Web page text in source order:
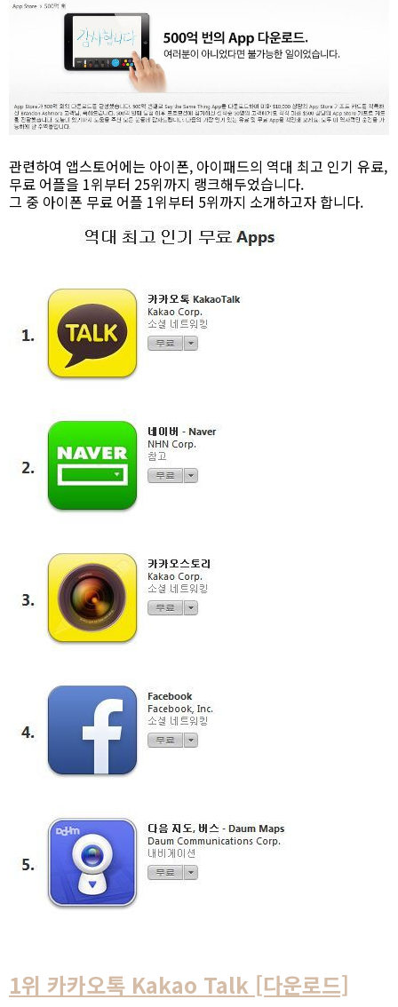
관련하여 앱스토어에는 아이폰, 아이패드의 역대 최고 인기 유료,
무료 어플을 1위부터 25위까지 랭크해두었습니다.
그 중 아이폰 무료 어플 1위부터 5위까지 소개하고자 합니다.
1위 카카오톡 Kakao Talk [다운로드]